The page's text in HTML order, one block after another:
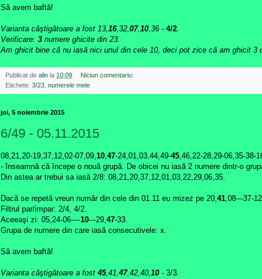
Să avem baftă!
Varianta câştigătoare a fost 13,16,32,07,10,36 - 4/2.
Verificare: 3 numere ghicite din 23.
Am ghicit bine că nu iasă nici unul din cele 10, deci pot zice că am ghicit 3
Publicat de alin la 10:09
Niciun comentariu:
Etichete: 3/23 numerele mele
joi, 5 noiembrie 2015
6/49 - 05.11.2015
08,21,20-19,37,12,02-07,09, 10 47-24,01,03,44,49-45 ,46,22-28,29-06,35-38-
- înseamnă că începe o nouă grupă. De obicei nu iasă 2 numere dintr-o
Din astea ar trebui sa iasă 2/8: 08,21,20,37,12,01,03,22,29,06,35.
Dacă se repetă vreun număr din cele din 01.11 eu mizez pe 20, 41 ,08---37-
Filtrul par/impar: 2/4, 4/2.
Aceeaşi zi: 05,24-06----10---29, 47-33.
Grupa de numere din care iasă consecutivele: x.
Să avem baftă!
Varianta câştigătoare a fost 45,41, 47,42,40, 10 - 3/3